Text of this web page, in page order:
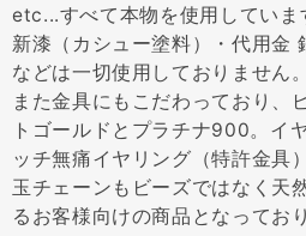
etc...すべて本物を使用していま
新漆（カシュー塗料）・代用金
などは一切使用しておりません。
また金具にもこだわっており、
トゴールドとプラチナ900。イ
ッチ無痛イヤリング（特許金具
玉チェーンもビーズではなく天
るお客様向けの商品となってお